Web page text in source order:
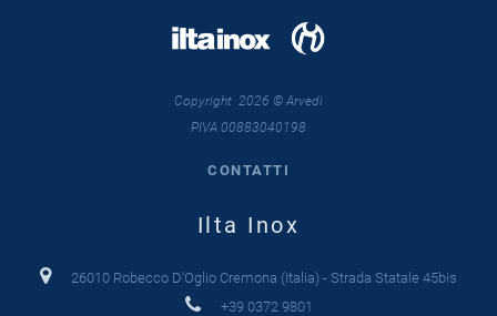
Copyright 2026 © Arvedi
PIVA 00883040198
CONTATTI
Ilta Inox
26010 Robecco D'Oglio Cremona (Italia) - Strada Statale 45bis
+39 0372 9801